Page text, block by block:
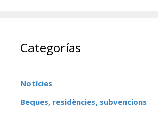
Categorías
Notícies
Beques, residències, subvencions